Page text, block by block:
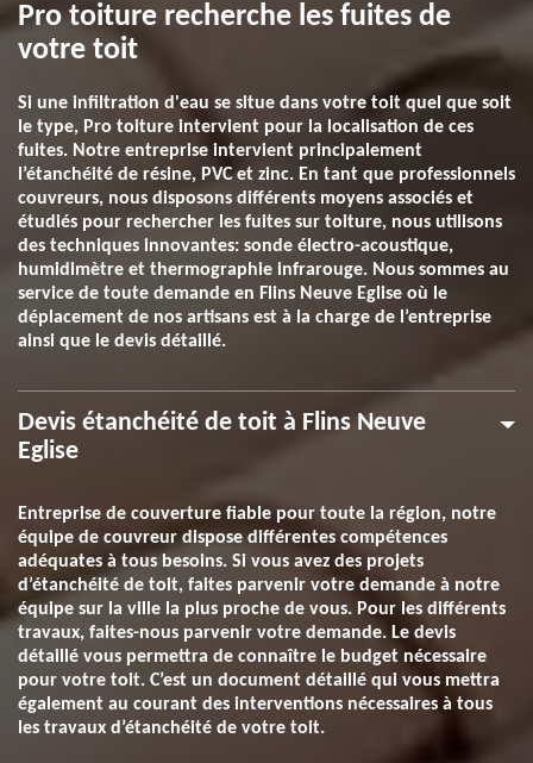
Pro toiture recherche les fuites de
votre toit
Si une infiltration d'eau se situe dans votre toit quel que soit
le type, Pro toiture intervient pour la localisation de ces
fuites. Notre entreprise intervient principalement
l’étanchéité de résine, PVC et zinc. En tant que professionnels
couvreurs, nous disposons différents moyens associés et
étudiés pour rechercher les fuites sur toiture, nous utilisons
des techniques innovantes: sonde électro-acoustique,
humidimètre et thermographie infrarouge. Nous sommes au
service de toute demande en Flins Neuve Eglise où le
déplacement de nos artisans est à la charge de l’entreprise
ainsi que le devis détaillé.
Devis étanchéité de toit à Flins Neuve
Eglise
Entreprise de couverture fiable pour toute la région, notre
équipe de couvreur dispose différentes compétences
adéquates à tous besoins. Si vous avez des projets
d’étanchéité de toit, faites parvenir votre demande à notre
équipe sur la ville la plus proche de vous. Pour les différents
travaux, faites-nous parvenir votre demande. Le devis
détaillé vous permettra de connaître le budget nécessaire
pour votre toit. C’est un document détaillé qui vous mettra
également au courant des interventions nécessaires à tous
les travaux d’étanchéité de votre toit.